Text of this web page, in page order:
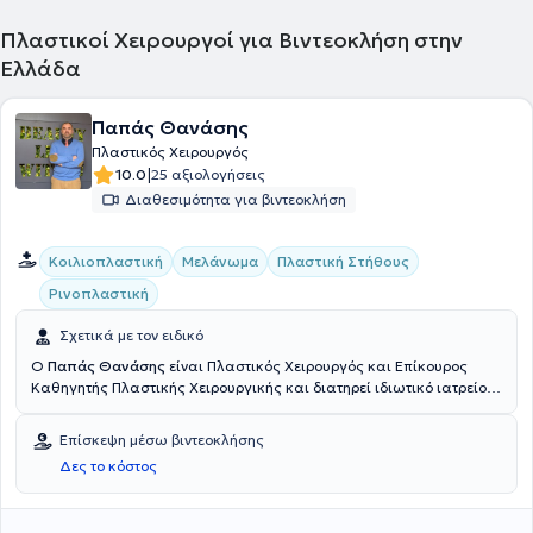
στα ιδιωτικά του ιατρεία αντιμετωπίζει περιστατικά που άπτονται
όλου του φάσματος της Πλαστικής Επανορθωτικής και Αισθητικής
Χειρουργικής.
Πλαστικοί Χειρουργοί για Βιντεοκλήση στην
Ελλάδα
Παπάς Θανάσης
Πλαστικός Χειρουργός
10.0|25 αξιολογήσεις
Διαθεσιμότητα για βιντεοκλήση
Κοιλιοπλαστική Μελάνωμα
Πλαστική Στήθους
Ρινοπλαστική
Σχετικά με τον ειδικό
Ο Παπάς Θανάσης είναι Πλαστικός Χειρουργός και Επίκουρος
Καθηγητής Πλαστικής Χειρουργικής και διατηρεί ιδιωτικό ιατρείο
Πανεπιστημίου Θεσσαλονίκης, με θέμα διδακτορικής διατριβής στο
Κακόηθες Μελάνωμα του δέρματος, και απόφοιτος της Ιατρικής
Σχολής του Δημοκρίτειου Πανεπιστημίου Θράκης. Εκπαιδεύτηκε
στην Πανεπιστημιακή Κλινική Πλαστικής Χειρουργικής του
Επίσκεψη μέσω βιντεοκλήσης
Δες το κόστος